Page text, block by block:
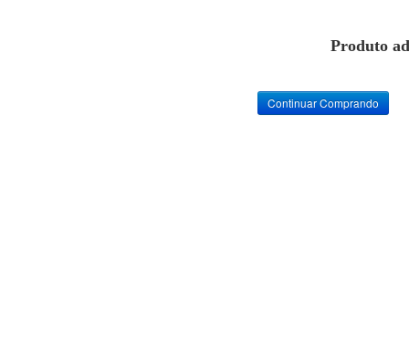
Produto
Continuar Comprando